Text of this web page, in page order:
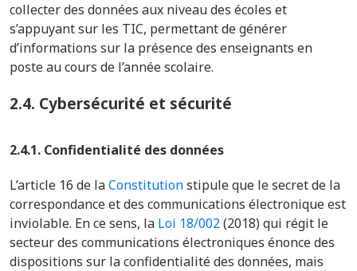
collecter des données aux niveau des écoles et
s’appuyant sur les TIC, permettant de générer
d’informations sur la présence des enseignants en
poste au cours de l’année scolaire.
2.4. Cybersécurité et sécurité
2.4.1. Confidentialité des données
L’article 16 de laConstitutionstipule que le secret de la
correspondance et des communications électronique est
inviolable. En ce sens, la Loi 18/002(2018) qui régit le
secteur des communications électroniques énonce des
dispositions sur la confidentialité des données, mais